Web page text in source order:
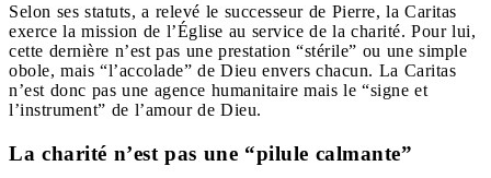
Selon ses statuts, a relevé le successeur de Pierre, la Caritas
exerce la mission de l’Église au service de la charité. Pour lui,
cette dernière n’est pas une prestation “stérile” ou une simple
obole, mais “l’accolade” de Dieu envers chacun. La Caritas
n’est donc pas une agence humanitaire mais le “signe et
l’instrument” de l’amour de Dieu.
La charité n’est pas une “pilule calmante”